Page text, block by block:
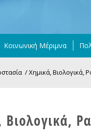
Κοινωνική Μέριμνα
/Χημικά, Βιολογικά,
Βιολογικά,